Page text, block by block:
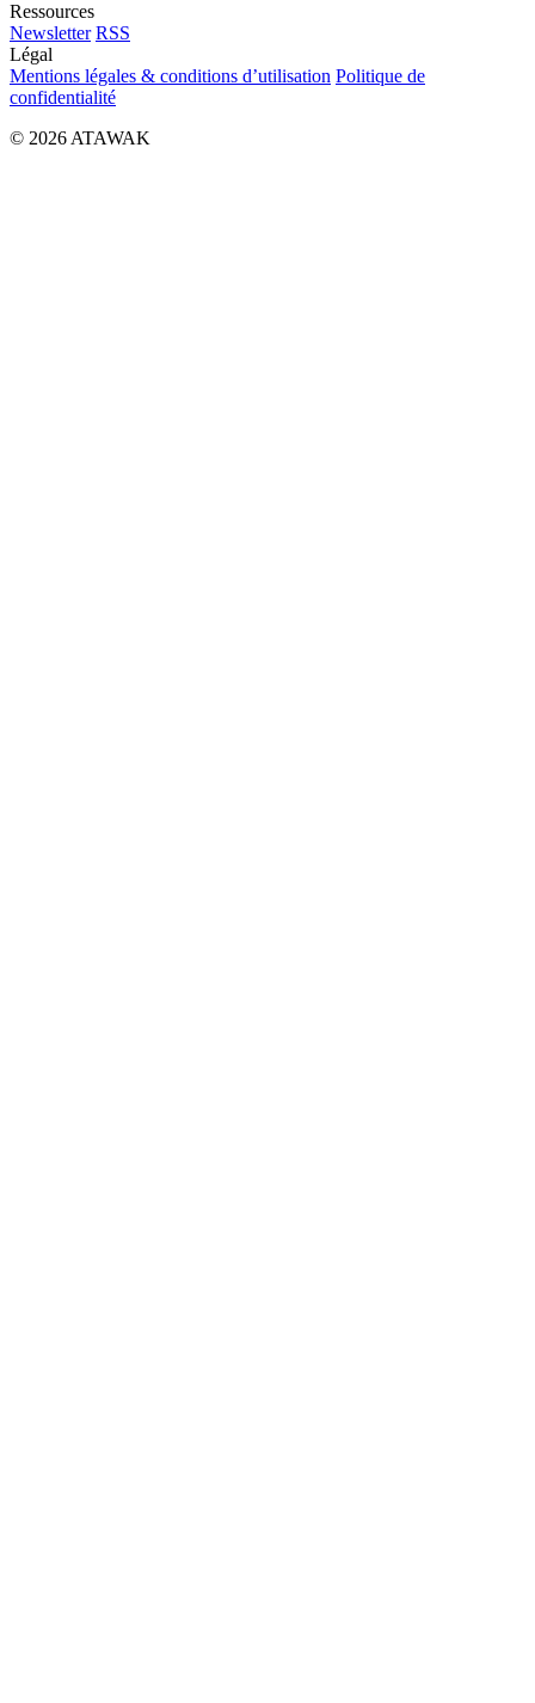
Ressources
Newsletter RSS
Légal
Mentions légales & conditions d’utilisation Politique de
confidentialité
© 2026 ATAWAK